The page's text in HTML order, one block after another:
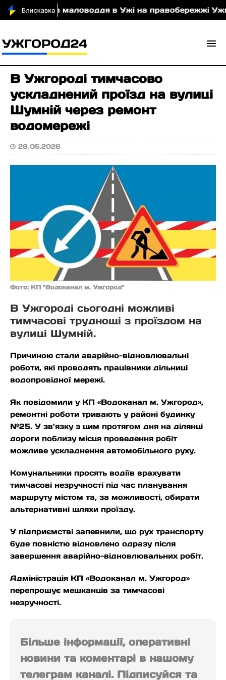
Через маловоддя в Ужі на правобережжі
В Ужгороді тимчасово
ускладнений проїзд на вулиці
Шумній через ремонт
водомережі
28.05.2026
Фото: КП "Водоканал м. Ужгород"
В Ужгороді сьогодні можливі
тимчасові труднощі з проїздом на
вулиці Шумній.
Причиною стали аварійно-відновлювальні
роботи, які проводять працівники дільниці
водопровідної мережі.
Як повідомили у КП «Водоканал м. Ужгород»,
ремонтні роботи тривають у районі будинку
№25. У зв’язку з цим протягом дня на ділянці
дороги поблизу місця проведення робіт
можливе ускладнення автомобільного руху.
Комунальники просять водіїв врахувати
тимчасові незручності під час планування
маршруту містом та, за можливості, обирати
альтернативні шляхи проїзду.
У підприємстві запевнили, що рух транспорту
буде повністю відновлено одразу після
завершення аварійно-відновлювальних робіт.
Адміністрація КП «Водоканал м. Ужгород»
перепрошує мешканців за тимчасові
незручності.
Більше інформації, оперативні
новини та коментарі в нашому
телеграм каналі. Підписуйся та